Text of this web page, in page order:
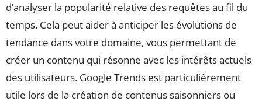
d’analyser la popularité relative des requêtes au fil du
temps. Cela peut aider à anticiper les évolutions de
tendance dans votre domaine, vous permettant de
créer un contenu qui résonne avec les intérêts actuels
des utilisateurs. Google Trends est particulièrement
utile lors de la création de contenus saisonniers ou